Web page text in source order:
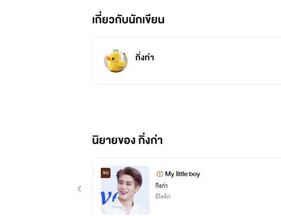
เกี่ยวกับนักเขียน
กิ่งก่า
นิยายของ กิ่งก่า
จบ My little boy
กิ่งก่า
อีโรติก